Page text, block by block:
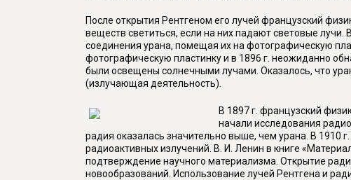
После открытия Рентгеном его лучей французский
веществ светиться, если на них падают световые
соединения урана, помещая их на фотографическую
фотографическую пластинку и в 1896 г. неожиданно
были освещены солнечными лучами. Оказалось, что
(излучающая деятельность).
В 1897 г. французский
начали исследования
радия оказалась значительно выше, чем урана. В
радиоактивных излучений. В. И. Ленин в книге
подтверждение научного материализма. Открытие
новообразований. Использование лучей Рентгена и